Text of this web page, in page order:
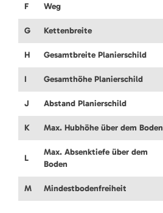
F Weg
G Kettenbreite
H Gesamtbreite Planierschild
I Gesamthöhe Planierschild
J Abstand Planierschild
K Max. Hubhöhe über dem Boden
L
Max. Absenktiefe über dem
Boden
M Mindestbodenfreiheit